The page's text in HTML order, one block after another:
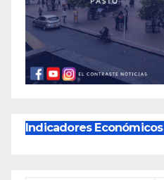
Indicadores Económicos